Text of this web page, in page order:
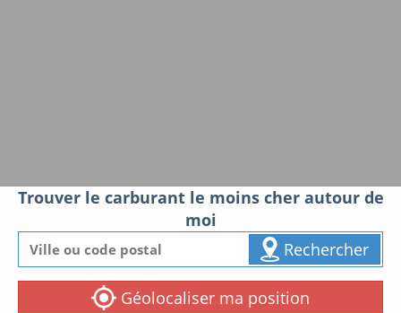
Trouver le carburant le moins cher autour de
moi
Rechercher
Géolocaliser ma position